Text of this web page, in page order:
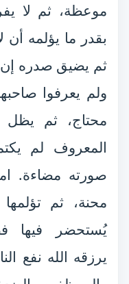
موعظة، ثم لا
بقدر ما يؤلمه أن
ثم يضيق صدره إن
ولم يعرفوا
محتاج، ثم
المعروف لم
صورته مضاءة.
محنة، ثم
يُستحضر فيها
يرزقه الله نفع